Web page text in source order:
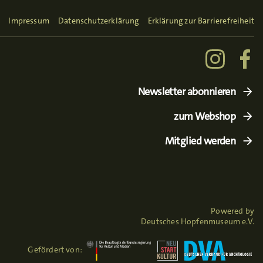
Impressum Datenschutzerklärung Erklärung zur Barrierefreiheit
Newsletter abonnieren
zum Webshop
Mitglied werden
Powered by
Deutsches Hopfenmuseum e.V.
Gefördert von: